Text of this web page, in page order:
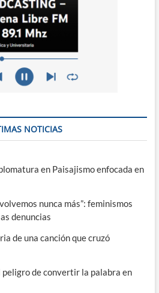
NOTICIAS
en Paisajismo enfocada en
nunca más”: feminismos
denuncias
de una canción que cruzó
peligro de convertir la palabra en